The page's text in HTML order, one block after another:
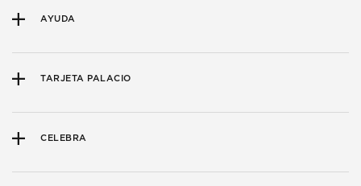
AYUDA
TARJETA PALACIO
CELEBRA